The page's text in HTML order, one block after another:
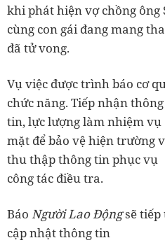
khi phát hiện vợ chồng ông
cùng con gái đang mang
đã tử vong.
Vụ việc được trình báo cơ
chức năng. Tiếp nhận thông
tin, lực lượng làm nhiệm vụ
mặt để bảo vệ hiện trường
thu thập thông tin phục vụ
công tác điều tra.
Báo Người Lao Độngsẽ tiếp
cập nhật thông tin